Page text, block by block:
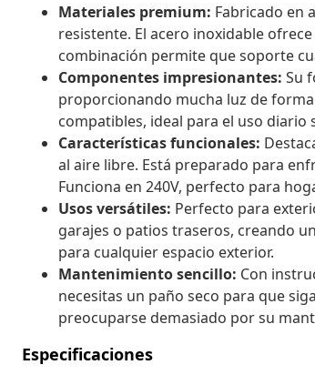
Materiales premium: Fabricado en
resistente. El acero inoxidable
combinación permite que soporte
Componentes impresionantes: Su
proporcionando mucha luz de
compatibles, ideal para el uso
Características funcionales:
al aire libre. Está preparado para
Funciona en 240V, perfecto para
Usos versátiles: Perfecto para
garajes o patios traseros, creando
para cualquier espacio exterior.
Mantenimiento sencillo: Con
necesitas un paño seco para que
preocuparse demasiado por su
Especificaciones